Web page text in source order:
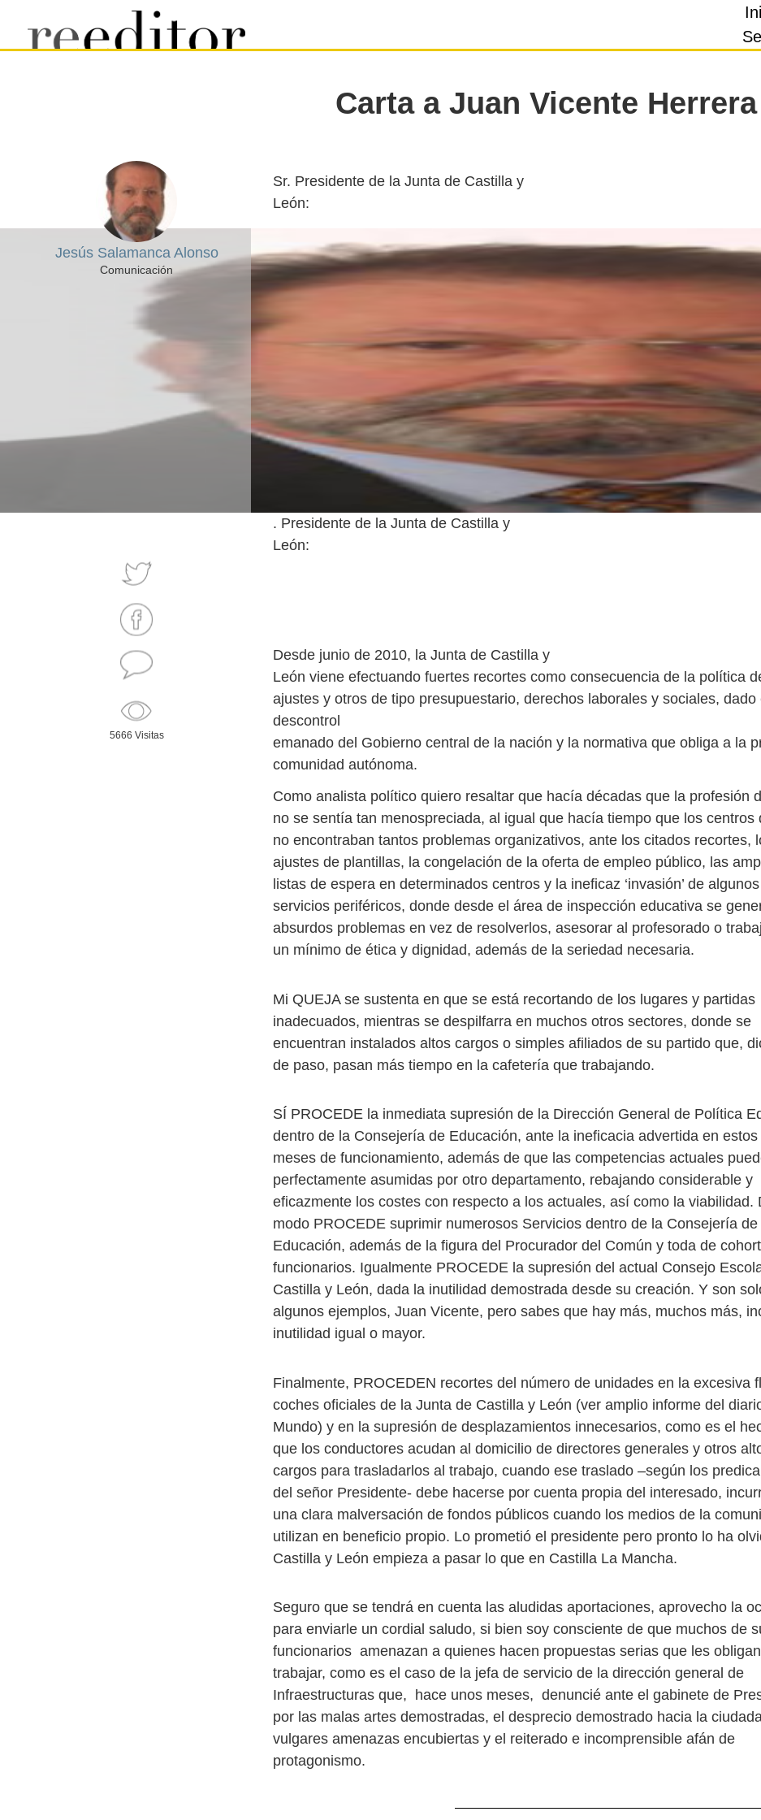
Jesús Salamanca Alonso
Comunicación
Carta a Juan Vicente Herrera
Sr. Presidente de la Junta de Castilla y
5666 Visitas
. Presidente de la Junta de Castilla y
León:
Desde junio de 2010, la Junta de Castilla y
León viene efectuando fuertes recortes como consecuencia de la política
ajustes y otros de tipo presupuestario, derechos laborales y sociales, dado
descontrol
emanado del Gobierno central de la nación y la normativa que obliga a la
comunidad autónoma.
Como analista político quiero resaltar que hacía décadas que la profesión
no se sentía tan menospreciada, al igual que hacía tiempo que los centros
no encontraban tantos problemas organizativos, ante los citados recortes,
ajustes de plantillas, la congelación de la oferta de empleo público, las
listas de espera en determinados centros y la ineficaz ‘invasión’ de algunos
servicios periféricos, donde desde el área de inspección educativa se
absurdos problemas en vez de resolverlos, asesorar al profesorado o
un mínimo de ética y dignidad, además de la seriedad necesaria.
Mi QUEJA se sustenta en que se está recortando de los lugares y partidas
inadecuados, mientras se despilfarra en muchos otros sectores, donde se
encuentran instalados altos cargos o simples afiliados de su partido que,
de paso, pasan más tiempo en la cafetería que trabajando.
SÍ PROCEDE la inmediata supresión de la Dirección General de Política
dentro de la Consejería de Educación, ante la ineficacia advertida en
meses de funcionamiento, además de que las competencias actuales
perfectamente asumidas por otro departamento, rebajando considerable y
eficazmente los costes con respecto a los actuales, así como la viabilidad.
modo PROCEDE suprimir numerosos Servicios dentro de la Consejería de
Educación, además de la figura del Procurador del Común y toda de
funcionarios. Igualmente PROCEDE la supresión del actual Consejo
Castilla y León, dada la inutilidad demostrada desde su creación. Y son
algunos ejemplos, Juan Vicente, pero sabes que hay más, muchos más,
inutilidad igual o mayor.
Finalmente, PROCEDEN recortes del número de unidades en la excesiva
coches oficiales de la Junta de Castilla y León (ver amplio informe del
Mundo) y en la supresión de desplazamientos innecesarios, como es el
que los conductores acudan al domicilio de directores generales y otros
cargos para trasladarlos al trabajo, cuando ese traslado –según los
del señor Presidente- debe hacerse por cuenta propia del interesado,
una clara malversación de fondos públicos cuando los medios de la
utilizan en beneficio propio. Lo prometió el presidente pero pronto lo ha
Castilla y León empieza a pasar lo que en Castilla La Mancha.
Seguro que se tendrá en cuenta las aludidas aportaciones, aprovecho la
para enviarle un cordial saludo, si bien soy consciente de que muchos de
funcionarios amenazan a quienes hacen propuestas serias que les
trabajar, como es el caso de la jefa de servicio de la dirección general de
Infraestructuras que, hace unos meses, denuncié ante el gabinete de
por las malas artes demostradas, el desprecio demostrado hacia la
vulgares amenazas encubiertas y el reiterado e incomprensible afán de
protagonismo.